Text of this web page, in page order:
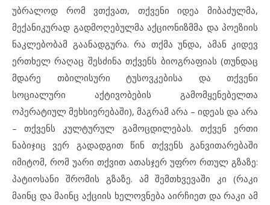
უბრალოდ რომ ვთქვათ, თქვენი იდეა მიბაძულმა,
მექანიკურად გადმოღებულმა აქციონიზმმა და პოეზიის
ნაკლებობამ გაანადგურა. რა თქმა უნდა, ამან კიდევ
ერთხელ რაღაც შესძინა თქვენს ბიოგრაფიას (თუნდაც
მდარე თბილისური ტუსოვკებისა და თქვენი
სოციალური აქტივობების გამომყენებელთა
ოპერატიულ მეხსიერებაში), მაგრამ არა – იდეას და არა
– თქვენს კულტურულ გამოცდილებას. თქვენ ერთი
ნაბიჯიც ვერ გადადგით წინ თქვენს განვითარებაში
იმიტომ, რომ უარი თქვით ათასჯერ უფრო რთულ გზაზე:
პატიოსანი შრომის გზაზე. ამ შემთხვევაში კი (რაკი
მაინც და მაინც აქციის ხელოვნება აირჩიეთ და რაკი ამ